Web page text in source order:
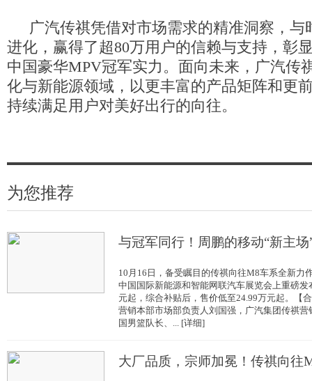
广汽传祺凭借对市场需求的精准洞察，与
进化，赢得了超80万用户的信赖与支持，彰
中国豪华MPV冠军实力。面向未来，广汽传
化与新能源领域，以更丰富的产品矩阵和更
持续满足用户对美好出行的向往。
为您推荐
与冠军同行！周鹏的移动“新主场
10月16日，备受瞩目的传祺向往M8车系全新
中国国际新能源和智能网联汽车展览会上重磅
元起，综合补贴后，售价低至24.99万元起。【
营销本部市场部负责人刘国强，广汽集团传祺
国男篮队长、... [详细]
大厂品质，宗师加冕！传祺向往